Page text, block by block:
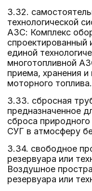
3.32.
технологической
АЗС: Комплекс
спроектированный
единой
многотопливной
приема, хранения
моторного топлива.
3.33. сбросная
предназначенное
сброса
СУГ в атмосферу
3.34. свободное
резервуара или
Воздушное
резервуара или